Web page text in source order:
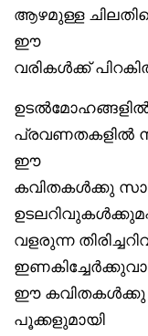
ആഴമുള്ള
ഈ
വരികൾക്ക്
പ്രവണതകളിൽ
ഈ
കവിതകൾക്കു
വളരുന്ന
ഈ കവിതകൾക്കു
പൂക്കളുമായി